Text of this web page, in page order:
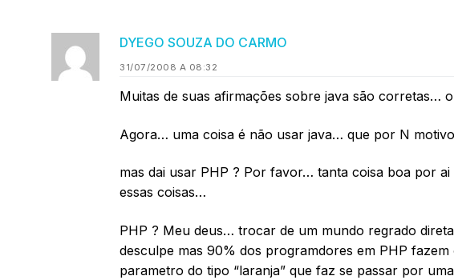
DYEGO SOUZA DO CARMO
31/07/2008 A 08:32
Muitas de suas afirmações sobre java são corretas…
Agora… uma coisa é não usar java… que por N
mas dai usar PHP ? Por favor… tanta coisa boa por
essas coisas…
PHP ? Meu deus… trocar de um mundo regrado
desculpe mas 90% dos programdores em PHP
parametro do tipo “laranja” que faz se passar por